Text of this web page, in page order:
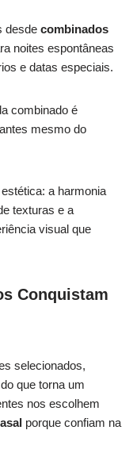
desde combinados
noites espontâneas
e datas especiais.
combinado é
mesmo do
a harmonia
texturas e a
visual que
Conquistam
selecionados,
que torna um
nos escolhem
porque confiam na